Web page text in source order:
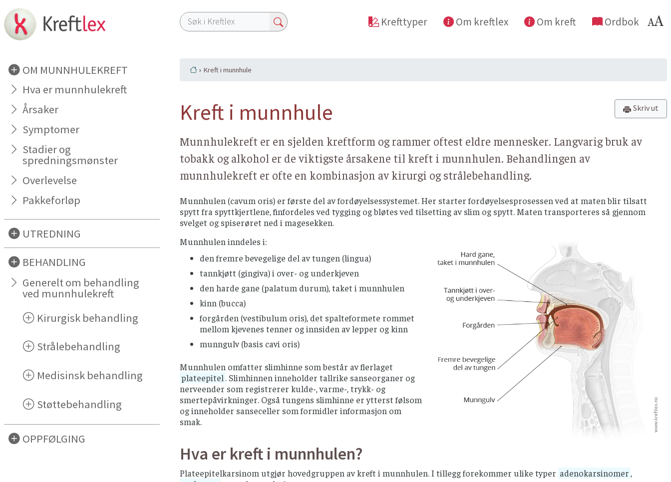
OM MUNNHULEKREFT
Hva er munnhulekreft
Årsaker
Symptomer
Stadier og
spredningsmønster
Overlevelse
Pakkeforløp
UTREDNING
BEHANDLING
Generelt om behandling
ved munnhulekreft
Kirurgisk behandling
Strålebehandling
Medisinsk behandling
Støttebehandling
OPPFØLGING
Krefttyper Om kreftlex Om kreft Ordbok
Kreft i munnhule
Skriv ut
Kreft i munnhule
Munnhulekreft er en sjelden kreftform og rammer oftest eldre mennesker. Langvarig bruk av
tobakk og alkohol er de viktigste årsakene til kreft i munnhulen. Behandlingen av
munnhulekreft er ofte en kombinasjon av kirurgi og strålebehandling.
Munnhulen (cavum oris) er første del av fordøyelsessystemet. Her starter fordøyelsesprosessen ved at maten blir tilsatt
spytt fra spyttkjertlene, finfordeles ved tygging og bløtes ved tilsetting av slim og spytt. Maten transporteres så gjennom
svelget og spiserøret ned i magesekken.
Munnhulen inndeles i:
den fremre bevegelige del av tungen (lingua)
tannkjøtt (gingiva) i over- og underkjeven
den harde gane (palatum durum), taket i munnhulen
kinn (bucca)
forgården (vestibulum oris), det spalteformete rommet
mellom kjevenes tenner og innsiden av lepper og kinn
munngulv (basis cavi oris)
Munnhulen omfatter slimhinne som består av flerlaget
plateepitel . Slimhinnen inneholder tallrike sanseorganer og
nerveender som registrerer kulde-, varme-, trykk- og
smertepåvirkninger. Også tungens slimhinne er ytterst følsom
og inneholder sanseceller som formidler informasjon om
smak.
Hva er kreft i munnhulen?
Plateepitelkarsinom utgjør hovedgruppen av kreft i munnhulen. I tillegg forekommer ulike typer adenokarsinomer,